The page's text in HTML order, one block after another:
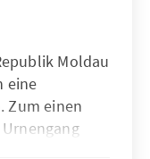
Moldau
eine
Zum einen